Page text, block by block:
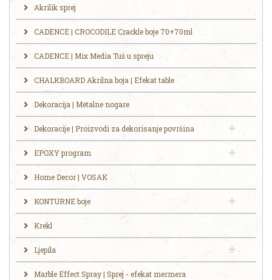
Akrilik sprej
CADENCE | CROCODILE Crackle boje 70+70ml
CADENCE | Mix Media Tuš u spreju
CHALKBOARD Akrilna boja | Efekat table
Dekoracija | Metalne nogare
Dekoracije | Proizvodi za dekorisanje površina
EPOXY program
Home Decor | VOSAK
KONTURNE boje
Krekl
Ljepila
Marble Effect Spray | Sprej - efekat mermera